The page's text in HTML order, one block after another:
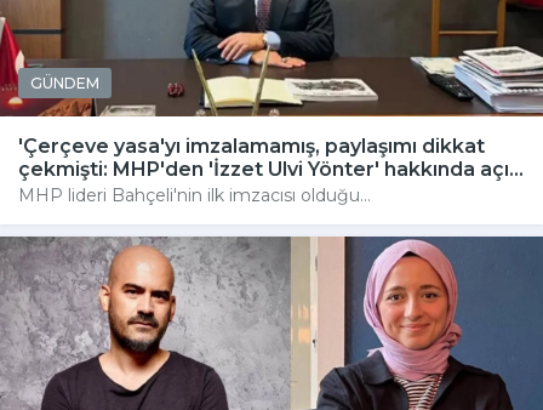
GÜNDEM
'Çerçeve yasa'yı imzalamamış, paylaşımı dikkat
çekmişti: MHP'den 'İzzet Ulvi Yönter' hakkında açı...
MHP lideri Bahçeli'nin ilk imzacısı olduğu...